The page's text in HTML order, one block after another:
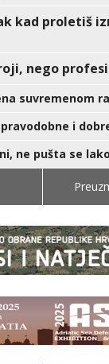
kad proletiš
nego
suvremenom
i
ne pušta se lako